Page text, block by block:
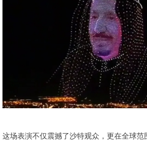
这场表演不仅震撼了沙特观众，更在全球范